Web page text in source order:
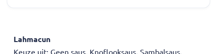
Lahmacun
Keuze uit: Geen saus, Knoflooksaus, Sambalsaus,